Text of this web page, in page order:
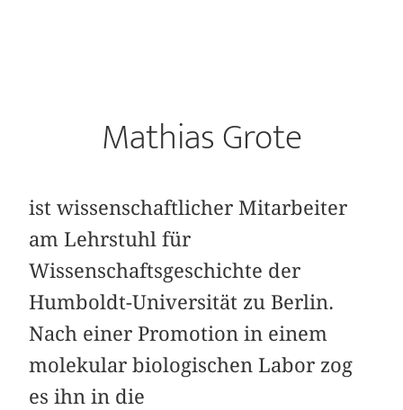
Mathias Grote
ist wissenschaftlicher Mitarbeiter
am Lehrstuhl für
Wissenschaftsgeschichte der
Humboldt-Universität zu Berlin.
Nach einer Promotion in einem
molekular biologischen Labor zog
es ihn in die